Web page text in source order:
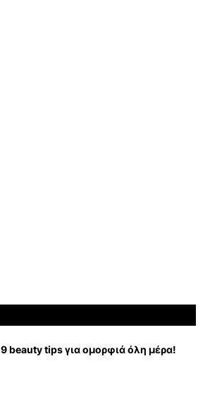
9 beauty tips για ομορφιά όλη μέρα!